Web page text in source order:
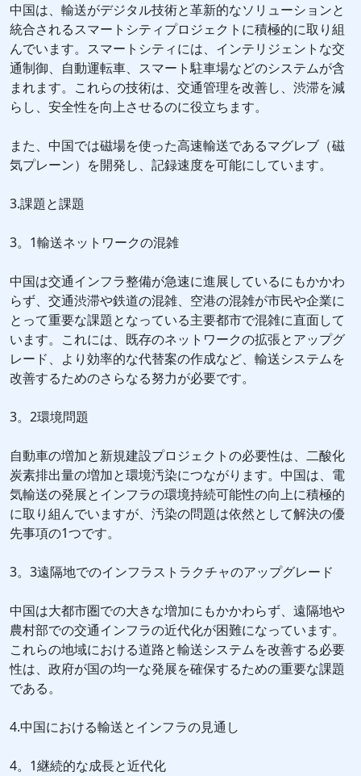
中国は、輸送がデジタル技術と革新的なソリューションと
統合されるスマートシティプロジェクトに積極的に取り組
んでいます。スマートシティには、インテリジェントな交
通制御、自動運転車、スマート駐車場などのシステムが含
まれます。これらの技術は、交通管理を改善し、渋滞を減
らし、安全性を向上させるのに役立ちます。
また、中国では磁場を使った高速輸送であるマグレブ（磁
気プレーン）を開発し、記録速度を可能にしています。
3.課題と課題
3。1輸送ネットワークの混雑
中国は交通インフラ整備が急速に進展しているにもかかわ
らず、交通渋滞や鉄道の混雑、空港の混雑が市民や企業に
とって重要な課題となっている主要都市で混雑に直面して
います。これには、既存のネットワークの拡張とアップグ
レード、より効率的な代替案の作成など、輸送システムを
改善するためのさらなる努力が必要です。
3。2環境問題
自動車の増加と新規建設プロジェクトの必要性は、二酸化
炭素排出量の増加と環境汚染につながります。中国は、電
気輸送の発展とインフラの環境持続可能性の向上に積極的
に取り組んでいますが、汚染の問題は依然として解決の優
先事項の1つです。
3。3遠隔地でのインフラストラクチャのアップグレード
中国は大都市圏での大きな増加にもかかわらず、遠隔地や
農村部での交通インフラの近代化が困難になっています。
これらの地域における道路と輸送システムを改善する必要
性は、政府が国の均一な発展を確保するための重要な課題
である。
4.中国における輸送とインフラの見通し
4。1継続的な成長と近代化